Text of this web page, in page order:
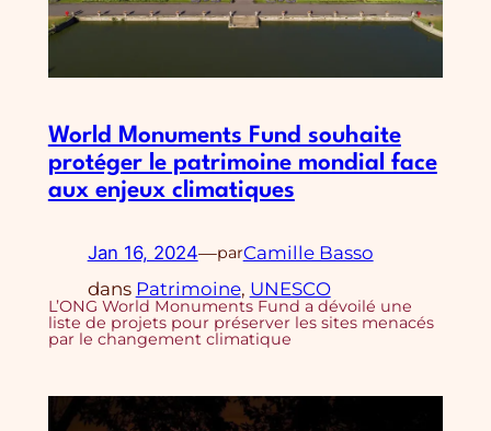
World Monuments Fund souhaite
protéger le patrimoine mondial face
aux enjeux climatiques
Jan 16, 2024—parCamille Basso
dans Patrimoine, UNESCO
L’ONG World Monuments Fund a dévoilé une
liste de projets pour préserver les sites menacés
par le changement climatique